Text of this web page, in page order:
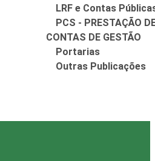
LRF e Contas
PCS - PRESTAÇÃO
CONTAS DE GESTÃO
Portarias
Outras Publicações